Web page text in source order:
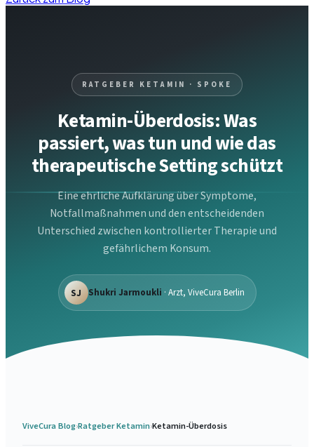
RATGEBER KETAMIN · SPOKE
Ketamin-Überdosis: Was
passiert, was tun und wie das
therapeutische Setting schützt
Eine ehrliche Aufklärung über Symptome,
Notfallmaßnahmen und den entscheidenden
Unterschied zwischen kontrollierter Therapie und
gefährlichem Konsum.
SJ Shukri Jarmoukli · Arzt, ViveCura Berlin
ViveCura Blog›Ratgeber Ketamin›Ketamin-Überdosis